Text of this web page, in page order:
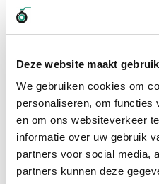
Deze website maakt
We gebruiken cookies om
personaliseren, om functies
en om ons websiteverkeer
informatie over uw gebruik
partners voor social media,
partners kunnen deze
Meer informatie
Meer informatie
Maatvoering koppeling